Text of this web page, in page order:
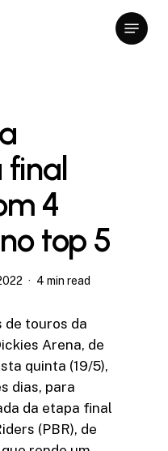
Menu
4
top 5
4 min read
de touros da
Arena, de
quinta (19/5),
dias, para
da etapa final
(PBR), de